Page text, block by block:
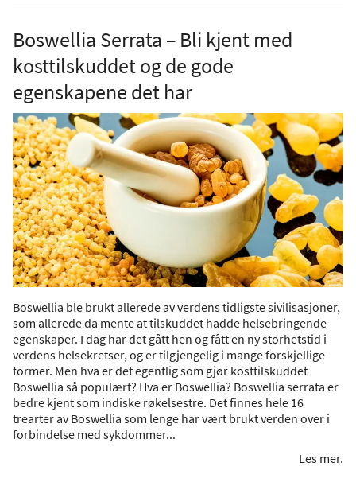
Boswellia Serrata – Bli kjent med
kosttilskuddet og de gode
egenskapene det har
Boswellia ble brukt allerede av verdens tidligste sivilisasjoner,
som allerede da mente at tilskuddet hadde helsebringende
egenskaper. I dag har det gått hen og fått en ny storhetstid i
verdens helsekretser, og er tilgjengelig i mange forskjellige
former. Men hva er det egentlig som gjør kosttilskuddet
Boswellia så populært? Hva er Boswellia? Boswellia serrata er
bedre kjent som indiske røkelsestre. Det finnes hele 16
trearter av Boswellia som lenge har vært brukt verden over i
forbindelse med sykdommer...
Les mer.